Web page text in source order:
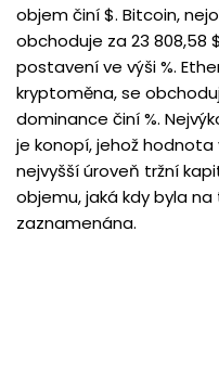
objem činí $. Bitcoin,
obchoduje za 23
postavení ve výši %.
kryptoměna, se
dominance činí %.
je konopí, jehož hodnota
nejvyšší úroveň tržní
objemu, jaká kdy byla
zaznamenána.